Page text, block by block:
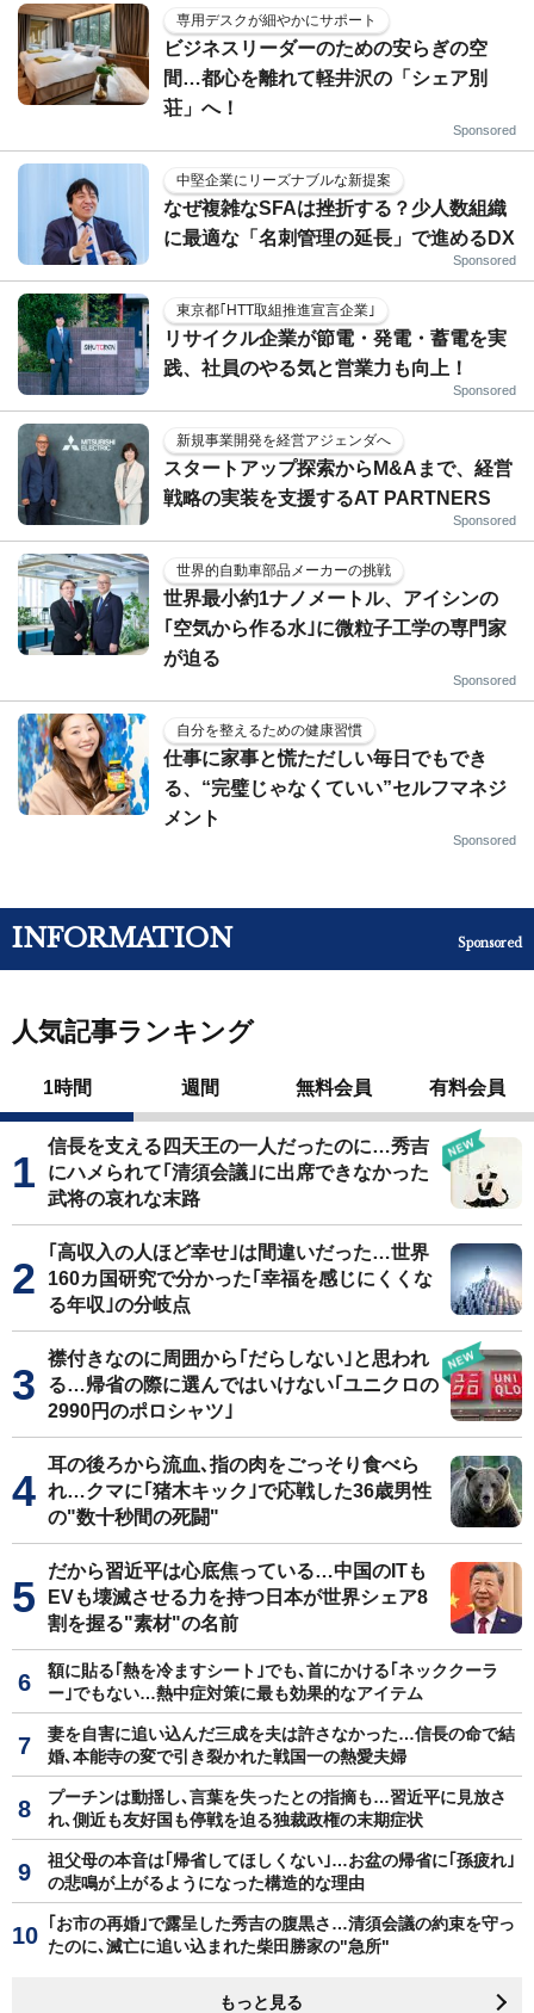
専用デスクが細やかにサポート
ビジネスリーダーのための安らぎの空
間…都心を離れて軽井沢の「シェア別
荘」へ！
Sponsored
中堅企業にリーズナブルな新提案
なぜ複雑なSFAは挫折する？少人数組織
に最適な「名刺管理の延長」で進めるDX
Sponsored
東京都｢HTT取組推進宣言企業｣
リサイクル企業が節電・発電・蓄電を実
践、社員のやる気と営業力も向上！
Sponsored
新規事業開発を経営アジェンダへ
スタートアップ探索からM&Aまで、経営
戦略の実装を支援するAT PARTNERS
Sponsored
世界的自動車部品メーカーの挑戦
世界最小約1ナノメートル、アイシンの
｢空気から作る水｣に微粒子工学の専門家
が迫る
Sponsored
自分を整えるための健康習慣
仕事に家事と慌ただしい毎日でもでき
る、“完璧じゃなくていい”セルフマネジ
メント
Sponsored
INFORMATION Sponsored
人気記事ランキング
1時間 週間 無料会員 有料会員
信長を支える四天王の一人だったのに…秀吉
にハメられて｢清須会議｣に出席できなかった
武将の哀れな末路
｢高収入の人ほど幸せ｣は間違いだった…世界
160カ国研究で分かった｢幸福を感じにくくな
る年収｣の分岐点
襟付きなのに周囲から｢だらしない｣と思われ
る…帰省の際に選んではいけない｢ユニクロの
2990円のポロシャツ｣
耳の後ろから流血､指の肉をごっそり食べら
れ…クマに｢猪木キック｣で応戦した36歳男性
の"数十秒間の死闘"
だから習近平は心底焦っている…中国のITも
EVも壊滅させる力を持つ日本が世界シェア8
割を握る"素材"の名前
額に貼る｢熱を冷ますシート｣でも､首にかける｢ネッククーラ
ー｣でもない…熱中症対策に最も効果的なアイテム
妻を自害に追い込んだ三成を夫は許さなかった…信長の命で結
婚､本能寺の変で引き裂かれた戦国一の熱愛夫婦
プーチンは動揺し､言葉を失ったとの指摘も…習近平に見放さ
れ､側近も友好国も停戦を迫る独裁政権の末期症状
祖父母の本音は｢帰省してほしくない｣…お盆の帰省に｢孫疲れ｣
の悲鳴が上がるようになった構造的な理由
｢お市の再婚｣で露呈した秀吉の腹黒さ…清須会議の約束を守っ
たのに､滅亡に追い込まれた柴田勝家の"急所"
もっと見る